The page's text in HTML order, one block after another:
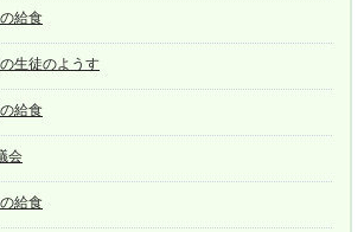
給食
生徒のようす
給食
会
給食